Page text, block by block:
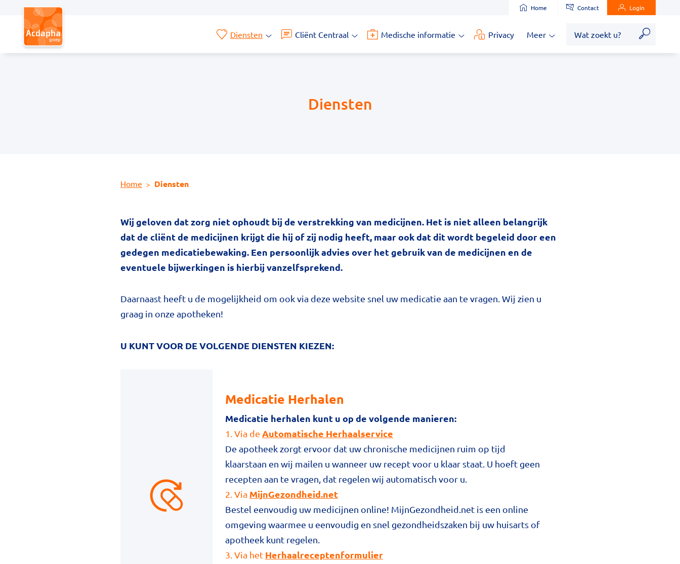
Home Contact Login
Diensten
submenu
Cliënt Centraal
Centraal
Medische informatie
informatie
Privacy
Meer
submenu
Home Diensten
Diensten
Wij geloven dat zorg niet ophoudt bij de verstrekking van medicijnen. Het is niet alleen belangrijk
dat de cliënt de medicijnen krijgt die hij of zij nodig heeft, maar ook dat dit wordt begeleid door een
gedegen medicatiebewaking. Een persoonlijk advies over het gebruik van de medicijnen en de
eventuele bijwerkingen is hierbij vanzelfsprekend.
Daarnaast heeft u de mogelijkheid om ook via deze website snel uw medicatie aan te vragen. Wij zien u
graag in onze apotheken!
U KUNT VOOR DE VOLGENDE DIENSTEN KIEZEN:
Medicatie Herhalen
Medicatie herhalen kunt u op de volgende manieren:
1. Via de Automatische Herhaalservice
De apotheek zorgt ervoor dat uw chronische medicijnen ruim op tijd
klaarstaan en wij mailen u wanneer uw recept voor u klaar staat. U hoeft geen
recepten aan te vragen, dat regelen wij automatisch voor u.
2. Via MijnGezondheid.net
Bestel eenvoudig uw medicijnen online! MijnGezondheid.net is een online
omgeving waarmee u eenvoudig en snel gezondheidszaken bij uw huisarts of
apotheek kunt regelen.
3. Via het Herhaalreceptenformulier